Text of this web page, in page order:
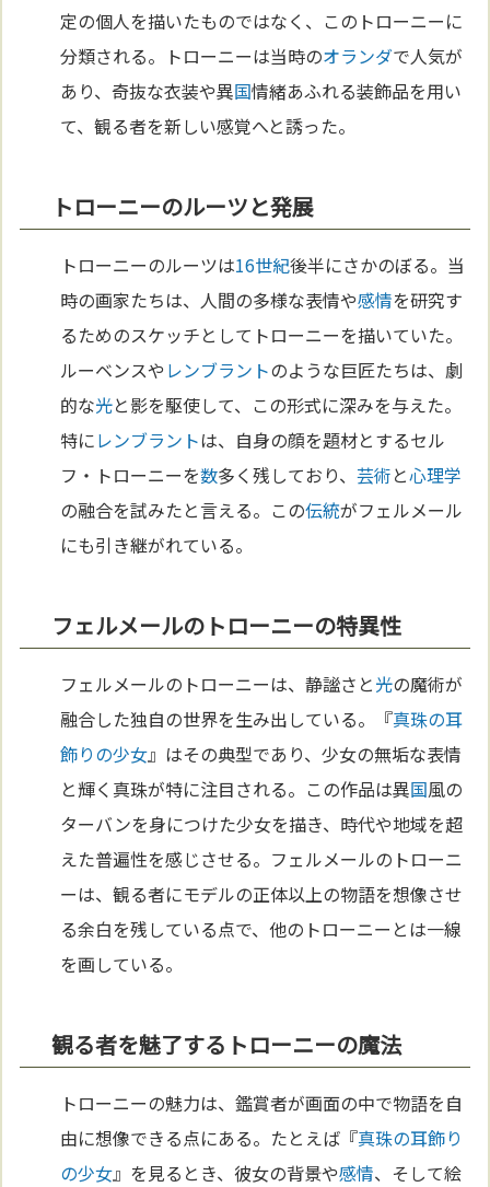
定の個人を描いたものではなく、このトローニーに
分類される。トローニーは当時のオランダで人気が
あり、奇抜な衣装や異国情緒あふれる装飾品を用い
て、観る者を新しい感覚へと誘った。
トローニーのルーツと発展
トローニーのルーツは16世紀後半にさかのぼる。当
時の画家たちは、人間の多様な表情や感情を研究す
るためのスケッチとしてトローニーを描いていた。
ルーベンスや レンブラントのような巨匠たちは、劇
的な光と影を駆使して、この形式に深みを与えた。
特にレンブラントは、自身の顔を題材とするセル
フ・トローニーを数多く残しており、芸術と心理学
の融合を試みたと言える。この伝統がフェルメール
にも引き継がれている。
フェルメールのトローニーの特異性
フェルメールのトローニーは、静謐さと光の魔術が
融合した独自の世界を生み出している。『真珠の耳
飾りの少女』はその典型であり、少女の無垢な表情
と輝く真珠が特に注目される。この作品は異国風の
ターバンを身につけた少女を描き、時代や地域を超
えた普遍性を感じさせる。フェルメールのトローニ
ーは、観る者にモデルの正体以上の物語を想像させ
る余白を残している点で、他のトローニーとは一線
を画している。
観る者を魅了するトローニーの魔法
トローニーの魅力は、鑑賞者が画面の中で物語を自
由に想像できる点にある。たとえば『真珠の耳飾り
の少女』を見るとき、彼女の背景や感情、そして絵